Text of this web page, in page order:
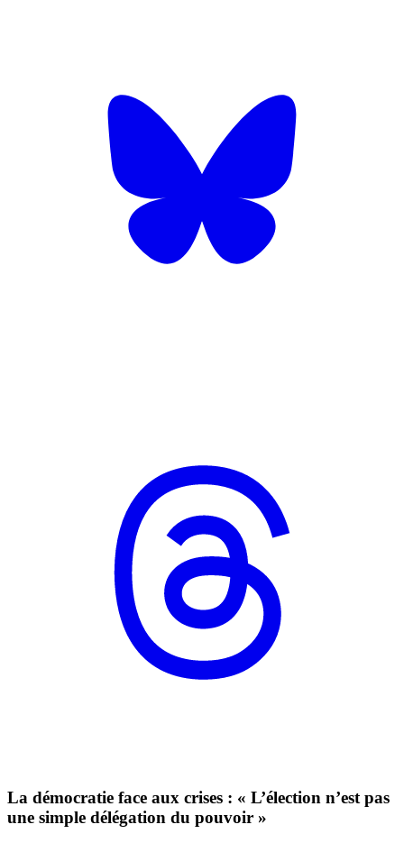
La démocratie face aux crises : « L’élection n’est pas
une simple délégation du pouvoir »